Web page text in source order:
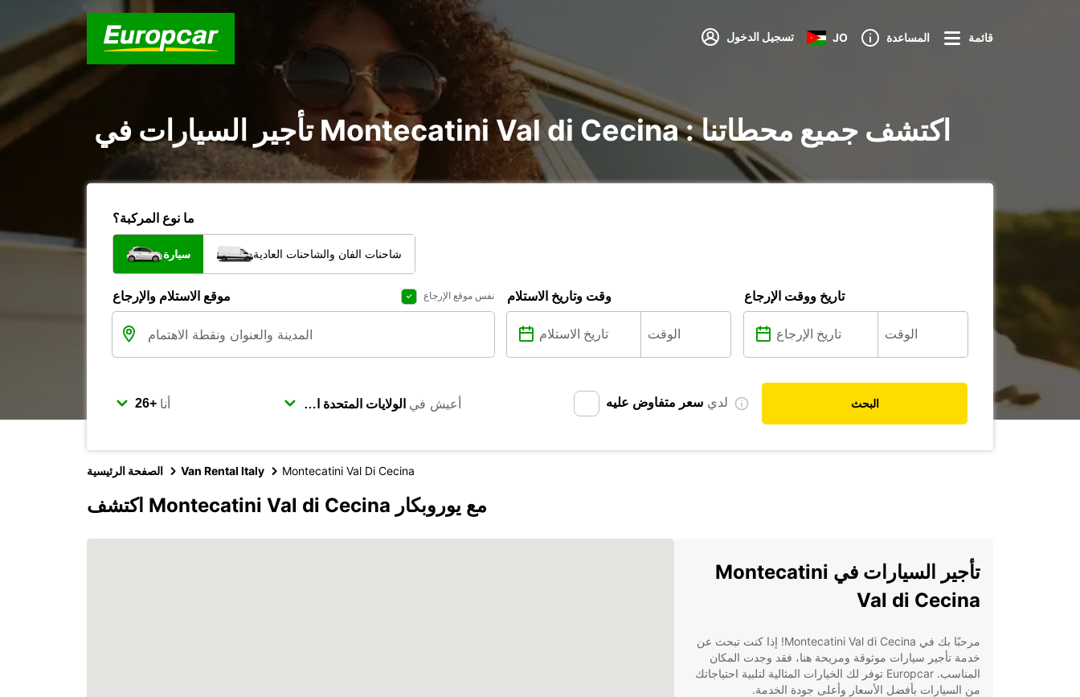
تسجيل الدخول JO المساعدة قائمة
تأجير السيارات في Montecatini Val di Cecina : اكتشف جميع محطاتنا
ما نوع المركبة؟
سيارة شاحنات الفان والشاحنات العادية
موقع الاستلام والإرجاع نفس موقع الإرجاع وقت وتاريخ الاستلام تاريخ ووقت الإرجاع
أنا أعيش في لدي سعر متفاوض عليه البحث
الصفحة الرئيسية Van Rental Italy Montecatini Val Di Cecina
اكتشف Montecatini Val di Cecina مع يوروبكار
تأجير السيارات في Montecatini
Val di Cecina
مرحبًا بك في Montecatini Val di Cecina! إذا كنت تبحث عن
خدمة تأجير سيارات موثوقة ومريحة هنا، فقد وجدت المكان
المناسب. Europcar توفر لك الخيارات المثالية لتلبية احتياجاتك
من السيارات بأفضل الأسعار وأعلى جودة الخدمة.